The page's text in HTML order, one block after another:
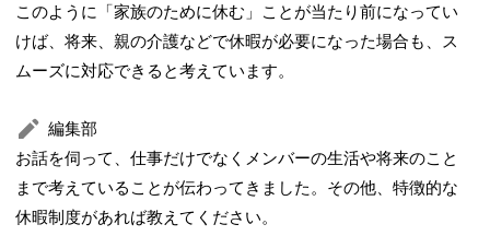
このように「家族のために休む」ことが当たり前になってい
けば、将来、親の介護などで休暇が必要になった場合も、ス
ムーズに対応できると考えています。
編集部
お話を伺って、仕事だけでなくメンバーの生活や将来のこと
まで考えていることが伝わってきました。その他、特徴的な
休暇制度があれば教えてください。